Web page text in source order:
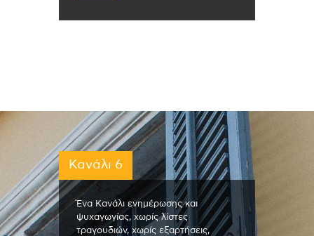
Κανάλι 6
Ένα Κανάλι ενημέρωσης και
ψυχαγωγίας, χωρίς λίστες
τραγουδιών, χωρίς εξαρτήσεις,